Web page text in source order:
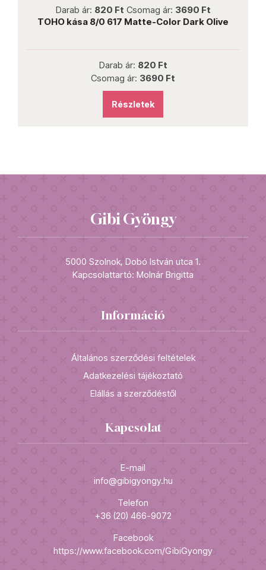
Darab ár: 820 Ft Csomag ár: 3690 Ft
TOHO kása 8/0 617 Matte-Color Dark Olive
Darab ár: 820 Ft
Csomag ár: 3690 Ft
Részletek
Gibi Gyöngy
5000 Szolnok, Dobó István utca 1.
Kapcsolattartó: Molnár Brigitta
Információ
Általános szerződési feltételek
Adatkezelési tájékoztató
Elállás a szerződéstől
Kapcsolat
E-mail
info@gibigyongy.hu
Telefon
+36 (20) 466-9072
Facebook
https://www.facebook.com/GibiGyongy